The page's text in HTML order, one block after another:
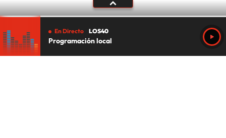
En Directo LOS40
Programación local